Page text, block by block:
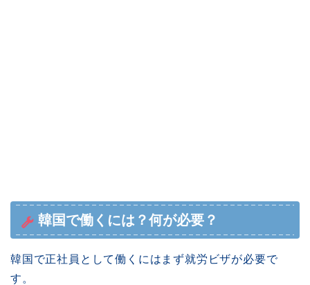
韓国で働くには？何が必要？
韓国で正社員として働くにはまず就労ビザが必要で
す。